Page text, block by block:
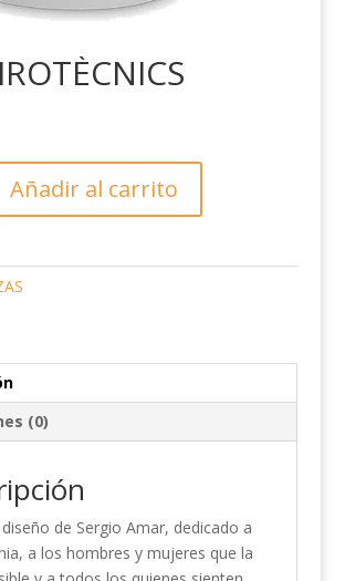
Añadir al carrito
(0)
de Sergio Amar, dedicado a
a los hombres y mujeres que la